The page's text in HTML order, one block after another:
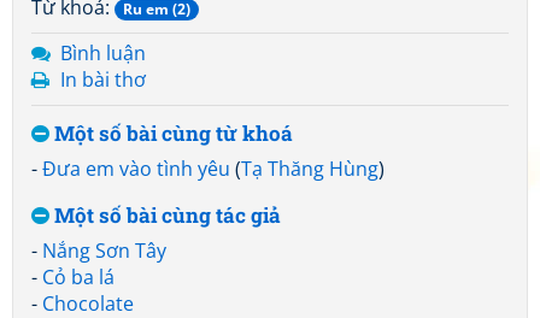
Từ khoá: Ru em (2)
Bình luận
In bài thơ
Một số bài cùng từ khoá
-Đưa em vào tình yêu (Tạ Thăng Hùng)
Một số bài cùng tác giả
- Nắng Sơn Tây
- Cỏ ba lá
- Chocolate